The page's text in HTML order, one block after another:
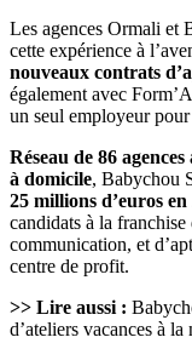
Les agences Ormali et
cette expérience à
nouveaux contrats
également avec
un seul employeur
Réseau de 86
à domicile, Babychou
25 millions d’euros en
candidats à la franchise
communication, et
centre de profit.
>> Lire aussi :
d’ateliers vacances à la